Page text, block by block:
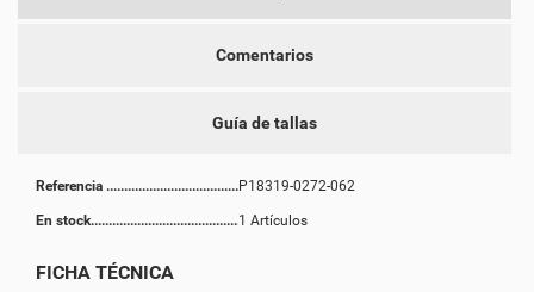
Comentarios
Guía de tallas
Referencia P18319-0272-062
En stock 1 Artículos
FICHA TÉCNICA